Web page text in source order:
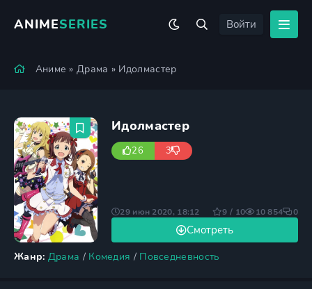
ANIMESERIES Войти
Аниме »Драма » Идолмастер
Идолмастер
26 3
Жанр: Драма / Комедия / Повседневность
Смотреть
29 июн 2020, 18:12 9 / 10 10 854 0